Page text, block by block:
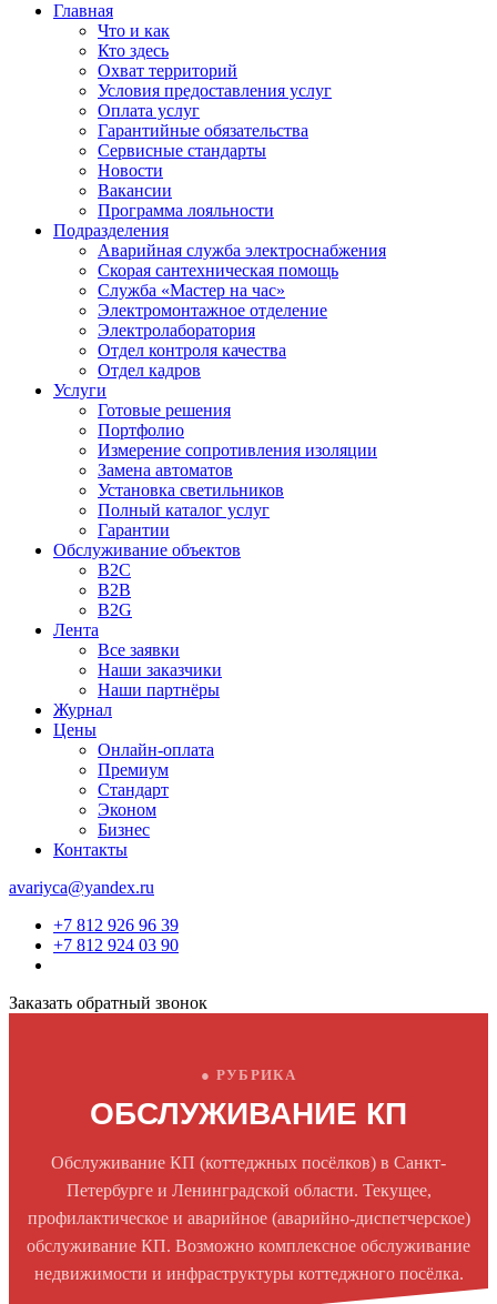
Главная
Что и как
Кто здесь
Охват территорий
Условия предоставления услуг
Оплата услуг
Гарантийные обязательства
Сервисные стандарты
Новости
Вакансии
Программа лояльности
Подразделения
Аварийная служба электроснабжения
Скорая сантехническая помощь
Служба «Мастер на час»
Электромонтажное отделение
Электролаборатория
Отдел контроля качества
Отдел кадров
Услуги
Готовые решения
Портфолио
Измерение сопротивления изоляции
Замена автоматов
Установка светильников
Полный каталог услуг
Гарантии
Обслуживание объектов
B2C
B2B
B2G
Лента
Все заявки
Наши заказчики
Наши партнёры
Журнал
Цены
Онлайн-оплата
Премиум
Стандарт
Эконом
Бизнес
Контакты
avariyca@yandex.ru
+7 812 926 96 39
+7 812 924 03 90
Заказать обратный звонок
● РУБРИКА
ОБСЛУЖИВАНИЕ КП
Обслуживание КП (коттеджных посёлков) в Санкт-
Петербурге и Ленинградской области. Текущее,
профилактическое и аварийное (аварийно-диспетчерское)
обслуживание КП. Возможно комплексное обслуживание
недвижимости и инфраструктуры коттеджного посёлка.